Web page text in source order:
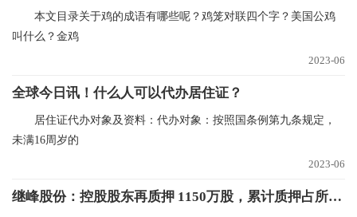
本文目录关于鸡的成语有哪些呢？鸡笼对联四个字？美国公鸡
叫什么？金鸡
2023-06
全球今日讯！什么人可以代办居住证？
居住证代办对象及资料：代办对象：按照国条例第九条规定，
未满16周岁的
2023-06
继峰股份：控股股东再质押 1150万股，累计质押占所持66.7%